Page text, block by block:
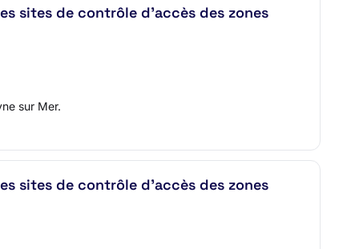
sites de contrôle d'accès des zones
sur Mer.
sites de contrôle d'accès des zones